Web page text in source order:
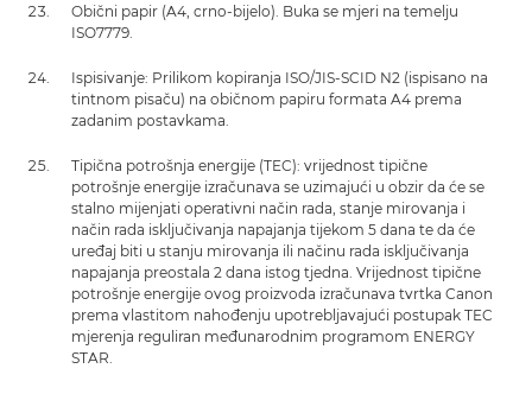
Obični papir (A4, crno-bijelo). Buka se mjeri na temelju
ISO7779.
Ispisivanje: Prilikom kopiranja ISO/JIS-SCID N2 (ispisano na
tintnom pisaču) na običnom papiru formata A4 prema
zadanim postavkama.
Tipična potrošnja energije (TEC): vrijednost tipične
potrošnje energije izračunava se uzimajući u obzir da će se
stalno mijenjati operativni način rada, stanje mirovanja i
način rada isključivanja napajanja tijekom 5 dana te da će
uređaj biti u stanju mirovanja ili načinu rada isključivanja
napajanja preostala 2 dana istog tjedna. Vrijednost tipične
potrošnje energije ovog proizvoda izračunava tvrtka Canon
prema vlastitom nahođenju upotrebljavajući postupak TEC
mjerenja reguliran međunarodnim programom ENERGY
STAR.